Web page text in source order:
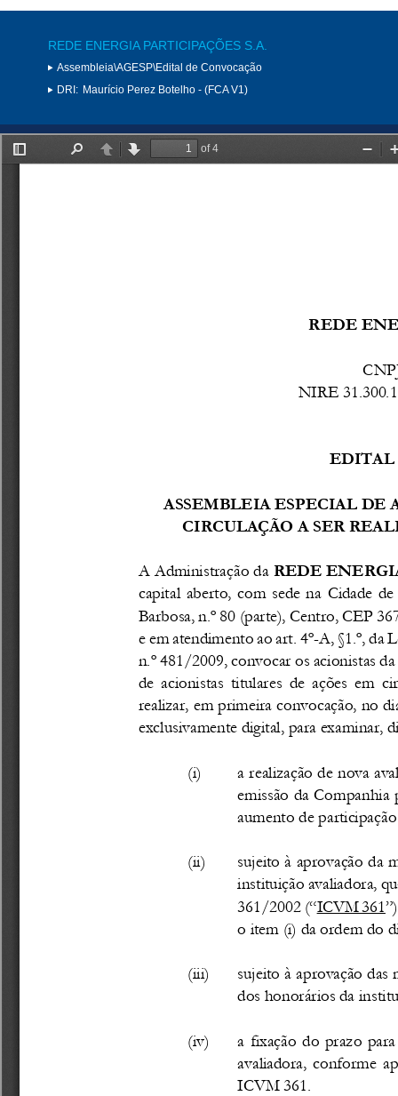
REDE ENERGIA PARTICIPAÇÕES S.A.
Assembleia\AGESP\Edital de Convocação
DRI: Maurício Perez Botelho - (FCA V1)